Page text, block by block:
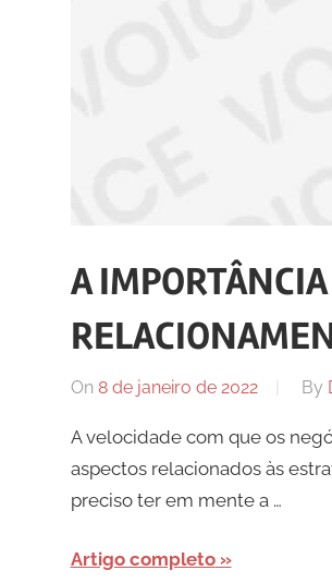
A
On 8 de janeiro de 2022 By
A velocidade com que os
aspectos relacionados às
preciso ter em mente a …
Artigo completo